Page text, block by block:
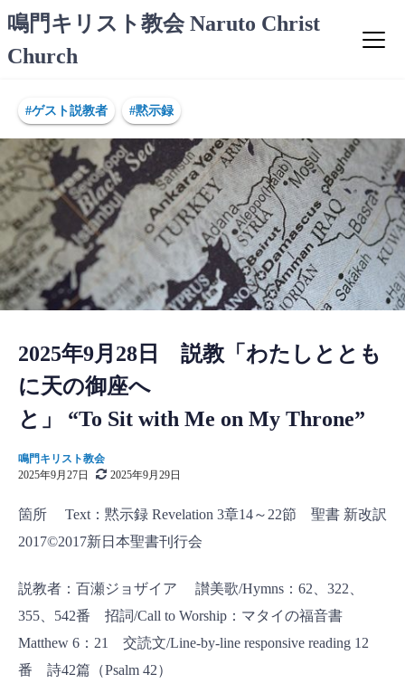
ン
テ
ス
キ
ッ
プ
鳴門キリスト教会 Naruto Christ
Church
#ゲスト説教者 #黙示録
2025年9月28日 説教「わたしととも
に天の御座へ
と」 “To Sit with Me on My Throne”
鳴門キリスト教会
2025年9月27日
2025年9月29日
箇所 Text：黙示録 Revelation 3章14～22節 聖書 新改訳
2017©2017新日本聖書刊行会
説教者：百瀬ジョザイア 讃美歌/Hymns：62、322、
355、542番 招詞/Call to Worship：マタイの福音書
Matthew 6：21 交読文/Line-by-line responsive reading 12
番 詩42篇（Psalm 42）